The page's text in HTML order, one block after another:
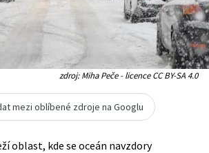
zdroj: Miha Peče - licence CC BY-SA 4.0
mezi oblíbené zdroje na Googlu
oblast, kde se oceán navzdory